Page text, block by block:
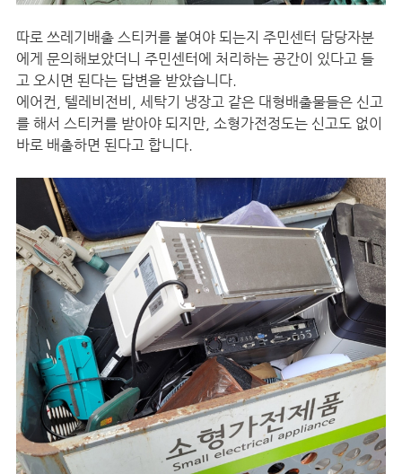
따로 쓰레기배출 스티커를 붙여야 되는지 주민센터 담당자분
에게 문의해보았더니 주민센터에 처리하는 공간이 있다고 들
고 오시면 된다는 답변을 받았습니다.
에어컨, 텔레비전비, 세탁기 냉장고 같은 대형배출물들은 신고
를 해서 스티커를 받아야 되지만, 소형가전정도는 신고도 없이
바로 배출하면 된다고 합니다.